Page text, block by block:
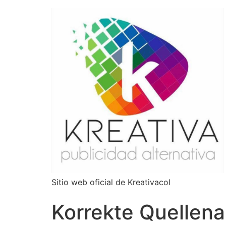
Sitio web oficial de Kreativacol
Korrekte